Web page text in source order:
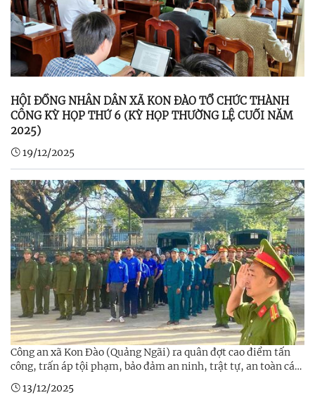
HỘI ĐỒNG NHÂN DÂN XÃ KON ĐÀO TỔ CHỨC THÀNH
CÔNG KỲ HỌP THỨ 6 (KỲ HỌP THƯỜNG LỆ CUỐI NĂM
2025)
19/12/2025
Công an xã Kon Đào (Quảng Ngãi) ra quân đợt cao điểm tấn
công, trấn áp tội phạm, bảo đảm an ninh, trật tự, an toàn các
sự kiện chính trị năm 2026
13/12/2025